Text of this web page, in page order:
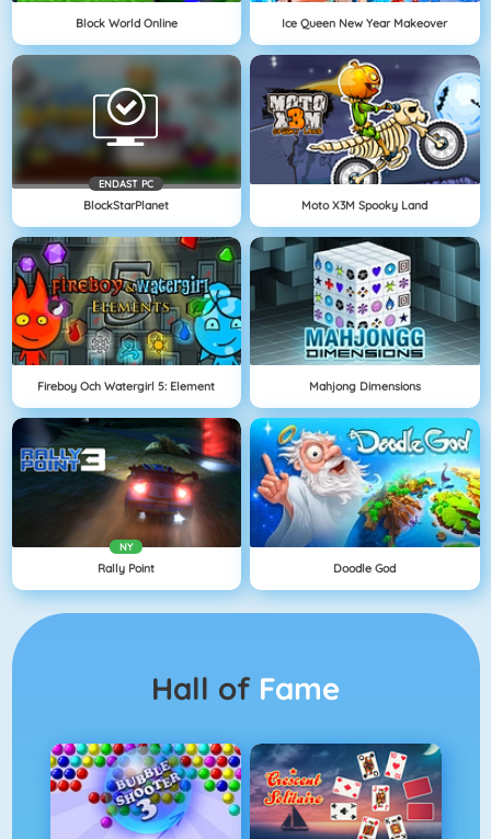
Block World Online Ice Queen New Year Makeover
ENDAST PC
BlockStarPlanet Moto X3M Spooky Land
Fireboy Och Watergirl 5: Element Mahjong Dimensions
NY
Rally Point Doodle God
Hall of Fame